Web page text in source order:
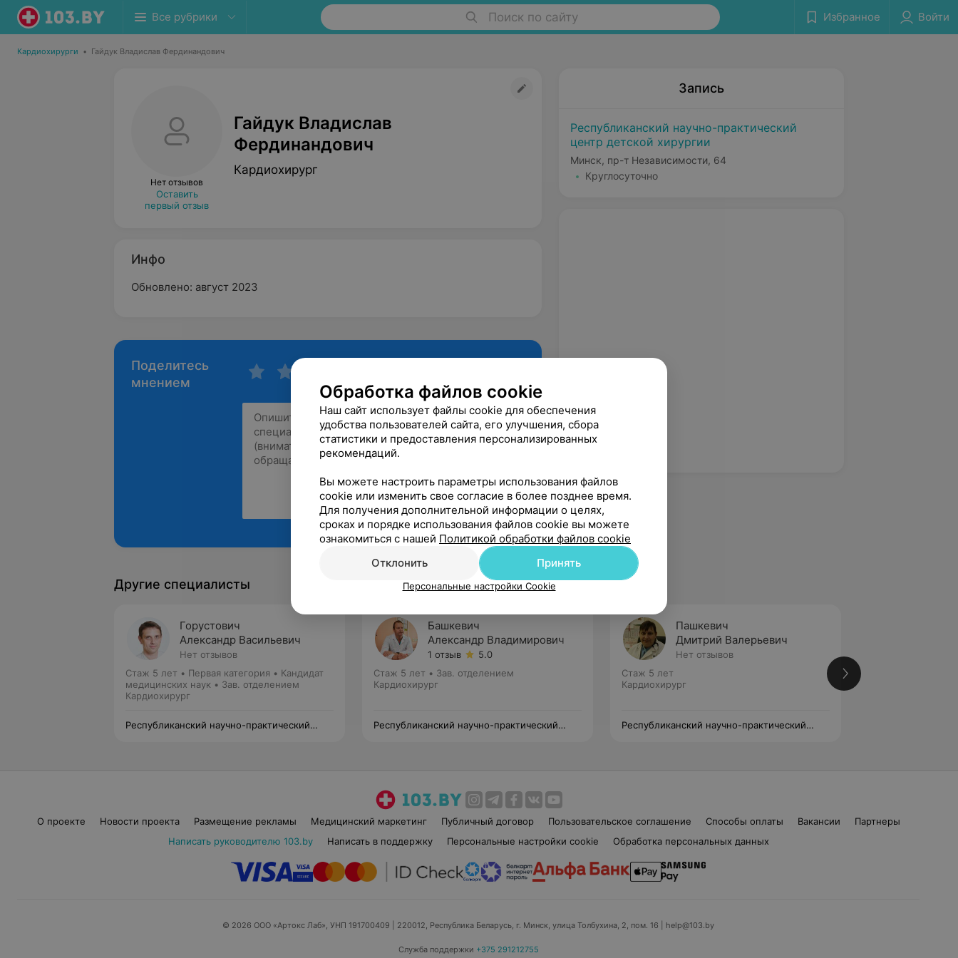
Все рубрики Поиск по сайту Избранное Войти
Кардиохирурги • Гайдук Владислав Фердинандович
Нет отзывов
Оставить
первый отзыв
Гайдук Владислав
Фердинандович
Кардиохирург
Инфо
Обновлено: август 2023
Поделитесь
мнением
Рекомендую
Запись
Республиканский научно-практический
центр детской хирургии
Минск, пр-т Независимости, 64
Круглосуточно
Другие специалисты
Горустович
Александр Васильевич
Нет отзывов
Стаж 5 лет • Первая категория • Кандидат
медицинских наук • Зав. отделением
Кардиохирург
Республиканский научно-практический
Башкевич
Александр Владимирович
1 отзыв
5.0
Стаж 5 лет • Зав. отделением
Кардиохирург
Республиканский научно-практический
Пашкевич
Дмитрий Валерьевич
Нет отзывов
Стаж 5 лет
Кардиохирург
Республиканский научно-практический
О проекте Новости проекта Размещение рекламы Медицинский маркетинг Публичный договор Пользовательское соглашение Способы оплаты Вакансии
Партнеры
Написать руководителю 103.by
Написать в поддержку Персональные настройки cookie Обработка персональных данных
© 2026 ООО «Артокс Лаб», УНП 191700409 | 220012, Республика Беларусь, г. Минск, улица Толбухина, 2, пом. 16 | help@103.by
Служба поддержки +375 291212755
Обработка файлов cookie
Наш сайт использует файлы cookie для обеспечения
удобства пользователей сайта, его улучшения, сбора
статистики и предоставления персонализированных
рекомендаций.
Вы можете настроить параметры использования файлов
cookie или изменить свое согласие в более позднее время.
Для получения дополнительной информации о целях,
сроках и порядке использования файлов cookie вы можете
ознакомиться с нашей Политикой обработки файлов cookie
Отклонить
Принять
Персональные настройки Cookie